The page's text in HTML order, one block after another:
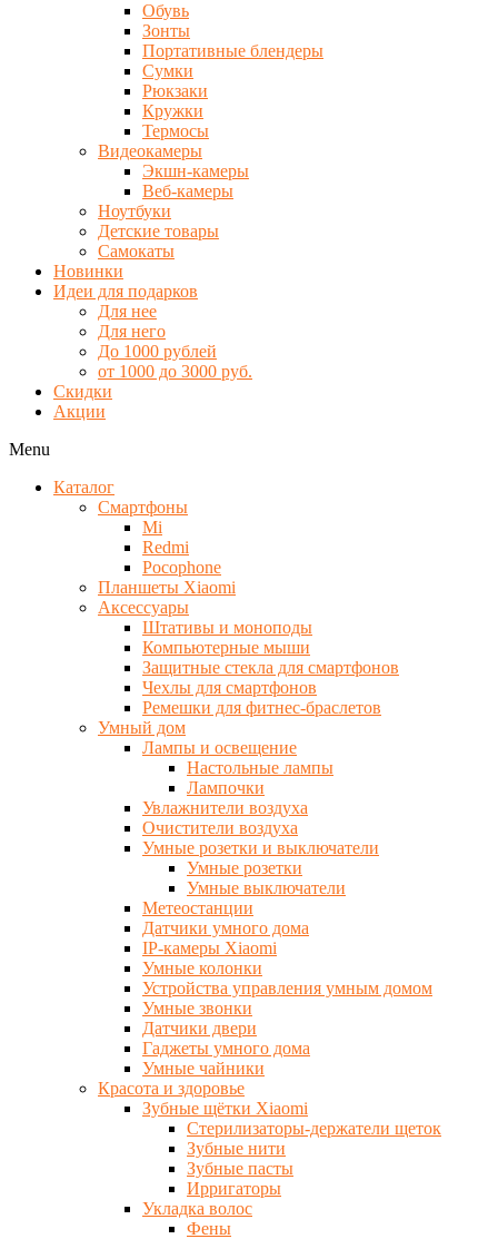
Обувь
Зонты
Портативные блендеры
Сумки
Рюкзаки
Кружки
Термосы
Видеокамеры
Экшн-камеры
Веб-камеры
Ноутбуки
Детские товары
Самокаты
Новинки
Идеи для подарков
Для нее
Для него
До 1000 рублей
от 1000 до 3000 руб.
Скидки
Акции
Menu
Каталог
Смартфоны
Mi
Redmi
Pocophone
Планшеты Xiaomi
Аксессуары
Штативы и моноподы
Компьютерные мыши
Защитные стекла для смартфонов
Чехлы для смартфонов
Ремешки для фитнес-браслетов
Умный дом
Лампы и освещение
Настольные лампы
Лампочки
Увлажнители воздуха
Очистители воздуха
Умные розетки и выключатели
Умные розетки
Умные выключатели
Метеостанции
Датчики умного дома
IP-камеры Xiaomi
Умные колонки
Устройства управления умным домом
Умные звонки
Датчики двери
Гаджеты умного дома
Умные чайники
Красота и здоровье
Зубные щётки Xiaomi
Стерилизаторы-держатели щеток
Зубные нити
Зубные пасты
Ирригаторы
Укладка волос
Фены